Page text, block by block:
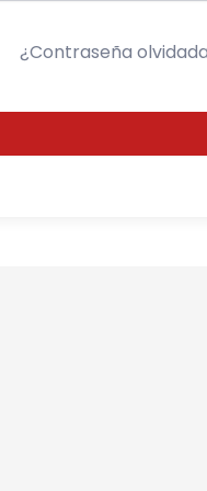
¿Contraseña